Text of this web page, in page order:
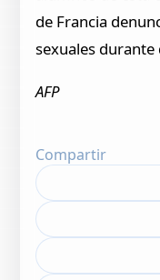
de Francia
sexuales durante
AFP
Compartir